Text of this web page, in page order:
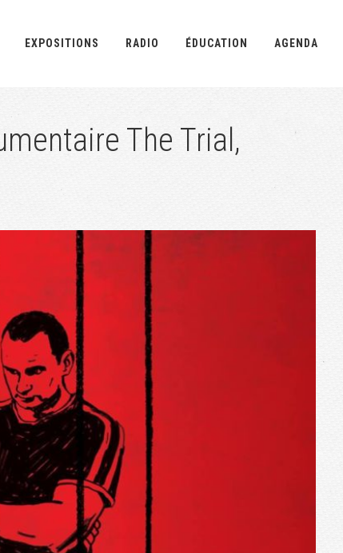
EXPOSITIONS RADIO ÉDUCATION AGENDA
The Trial,